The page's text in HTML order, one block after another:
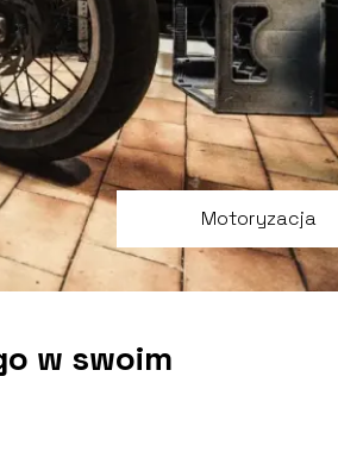
Motoryzacja
w swoim